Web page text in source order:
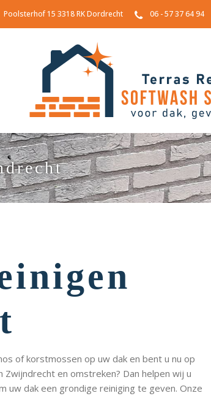
Poolsterhof 15 3318 RK Dordrecht 06 - 57 37 64 94
of korstmossen op uw dak en bent u nu op
en omstreken? Dan helpen wij u
uw dak een grondige reiniging te geven. Onze